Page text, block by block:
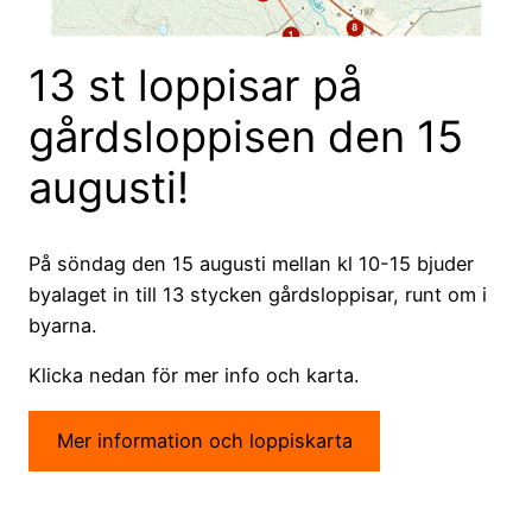
13 st loppisar på
gårdsloppisen den 15
augusti!
På söndag den 15 augusti mellan kl 10-15 bjuder
byalaget in till 13 stycken gårdsloppisar, runt om i
byarna.
Klicka nedan för mer info och karta.
Mer information och loppiskarta